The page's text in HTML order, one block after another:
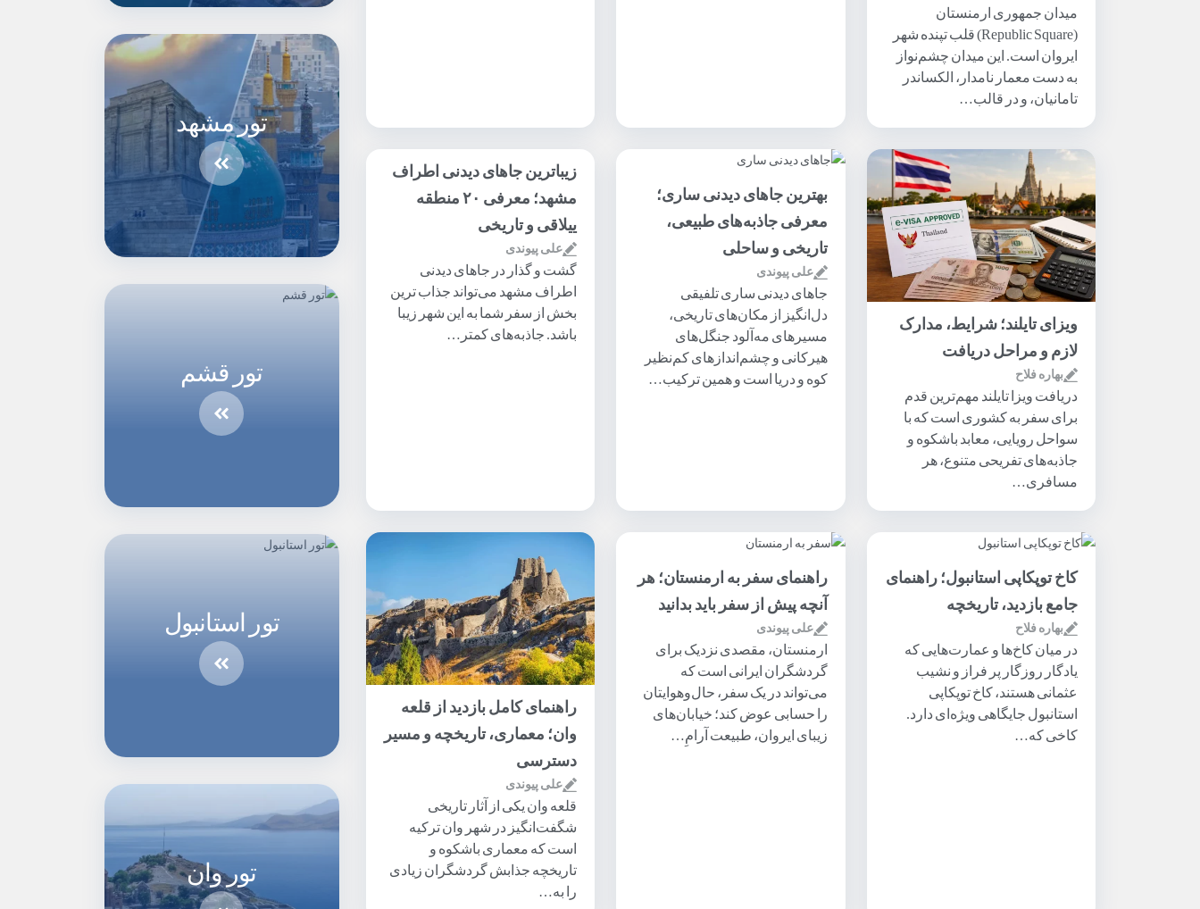
میدان جمهوری ارمنستان
(Republic Square) قلب تپنده شهر
ایروان است. این میدان چشم‌نواز
به دست معمار نامدار، الکساندر
تامانیان، و در قالب…
ویزای تایلند؛ شرایط، مدارک
لازم و مراحل دریافت
بهاره فلاح
دریافت ویزا تایلند مهم‌ترین قدم
برای سفر به کشوری است که با
سواحل رویایی، معابد باشکوه و
جاذبه‌های تفریحی متنوع، هر
مسافری…
بهترین جاهای دیدنی ساری؛
معرفی جاذبه‌های طبیعی،
تاریخی و ساحلی
علی پیوندی
جاهای دیدنی ساری تلفیقی
دل‌انگیز از مکان‌های تاریخی،
مسیرهای مه‌آلود جنگل‌های
هیرکانی و چشم‌اندازهای کم‌نظیر
کوه و دریا است و همین ترکیب…
زیباترین جاهای دیدنی اطراف
مشهد؛ معرفی ۲۰ منطقه
ییلاقی و تاریخی
علی پیوندی
گشت و گذار در جاهای دیدنی
اطراف مشهد می‌تواند جذاب ترین
بخش از سفر شما به این شهر زیبا
باشد. جاذبه‌های کمتر…
کاخ توپکاپی استانبول؛ راهنمای
جامع بازدید، تاریخچه
بهاره فلاح
در میان کاخ‌ها و عمارت‌هایی که
یادگار روزگار پر فراز و نشیب
عثمانی هستند، کاخ توپکاپی
استانبول جایگاهی ویژه‌ای دارد.
کاخی که…
راهنمای سفر به ارمنستان؛ هر
آنچه پیش از سفر باید بدانید
علی پیوندی
ارمنستان، مقصدی نزدیک برای
گردشگران ایرانی است که
می‌تواند در یک سفر، حال‌وهوایتان
را حسابی عوض کند؛ خیابان‌های
زیبای ایروان‌، طبیعت آرامِ…
راهنمای کامل بازدید از قلعه
وان؛ معماری، تاریخچه و مسیر
دسترسی
علی پیوندی
قلعه وان یکی از آثار تاریخی
شگفت‌انگیز در شهر وان ترکیه
است که معماری باشکوه و
تاریخچه جذابش گردشگران زیادی
را به…
تور مشهد
تور قشم
تور استانبول
تور وان